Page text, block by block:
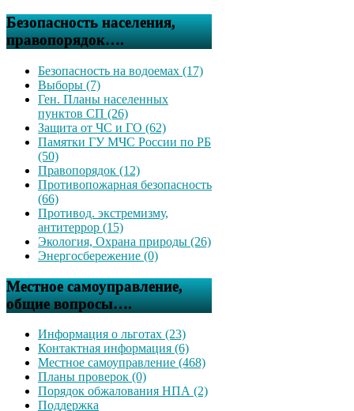
Безопасность населения,
правопорядок….
Безопасность на водоемах (17)
Выборы (7)
Ген. Планы населенных
пунктов СП (26)
Защита от ЧС и ГО (62)
Памятки ГУ МЧС России по РБ
(50)
Правопорядок (12)
Противопожарная безопасность
(66)
Противод. экстремизму,
антитеррор (15)
Экология, Охрана природы (26)
Энергосбережение (0)
Местное самоуправление,
общие вопросы….
Информация о льготах (23)
Контактная информация (6)
Местное самоуправление (468)
Планы проверок (0)
Порядок обжалования НПА (2)
Поддержка